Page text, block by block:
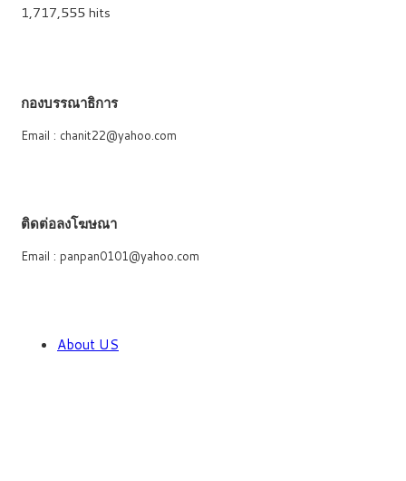
1,717,555 hits
กองบรรณาธิการ
Email : chanit22@yahoo.com
ติดต่อลงโฆษณา
Email : panpan0101@yahoo.com
About US